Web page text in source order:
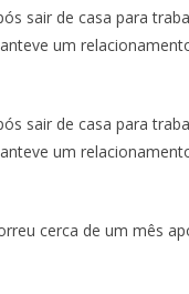
sair de casa para
um
sair de casa para
um
cerca de um mês